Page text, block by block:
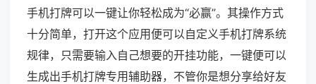
手机打牌可以一键让你轻松成为“必赢”。其操作方式
十分简单，打开这个应用便可以自定义手机打牌系统
规律，只需要输入自己想要的开挂功能，一键便可以
生成出手机打牌专用辅助器，不管你是想分享给好友